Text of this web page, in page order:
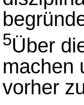
5Über
machen
vorher